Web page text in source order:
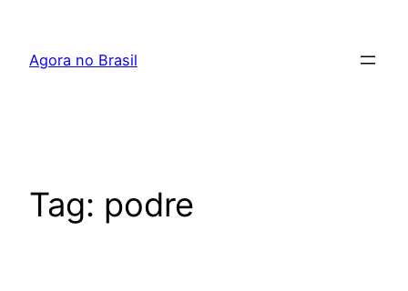
Agora no Brasil
Tag: podre